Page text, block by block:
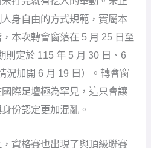
身自由的方式規範，實屬本
本次轉會窗落在 5 月 25 日至
則定於 115 年 5 月 30 日、6
況加開 6 月 19 日）。轉會窗
際足壇極為罕見，這只會讓
份認定更加混亂。
資格賽也出現了與頂級聯賽